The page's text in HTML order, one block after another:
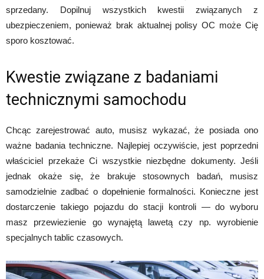
sprzedany. Dopilnuj wszystkich kwestii związanych z
ubezpieczeniem, ponieważ brak aktualnej polisy OC może Cię
sporo kosztować.
Kwestie związane z badaniami
technicznymi samochodu
Chcąc zarejestrować auto, musisz wykazać, że posiada ono
ważne badania techniczne. Najlepiej oczywiście, jest poprzedni
właściciel przekaże Ci wszystkie niezbędne dokumenty. Jeśli
jednak okaże się, że brakuje stosownych badań, musisz
samodzielnie zadbać o dopełnienie formalności. Konieczne jest
dostarczenie takiego pojazdu do stacji kontroli — do wyboru
masz przewiezienie go wynajętą lawetą czy np. wyrobienie
specjalnych tablic czasowych.